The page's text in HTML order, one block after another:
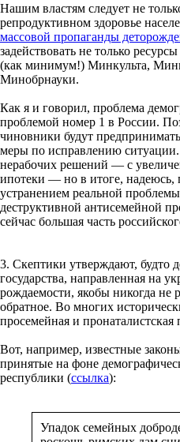
Нашим властям следует не
репродуктивном здоровье
массовой пропаганды
задействовать не только
(как минимум!) Минкульта,
Минобрнауки.
Как я и говорил, проблема
проблемой номер 1 в России.
чиновники будут
меры по исправлению ситуации.
нерабочих решений — с
ипотеки — но в итоге, надеюсь,
устранением реальной
деструктивной антисемейной
сейчас большая часть
3. Скептики утверждают, будто
государства, направленная на
рождаемости, якобы никогда не
обратное. Во многих
просемейная и пронаталистская
Вот, например, известные
принятые на фоне
республики (ссылка):
Упадок семейных